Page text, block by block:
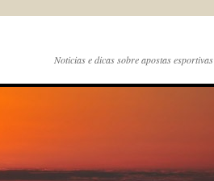
Noticias e dicas sobre apostas esportivas